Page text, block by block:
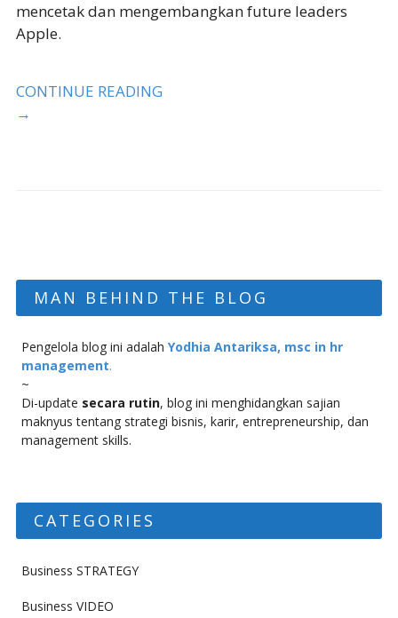
mencetak dan mengembangkan future leaders
Apple.
CONTINUE READING
→
MAN BEHIND THE BLOG
Pengelola blog ini adalah Yodhia Antariksa, msc in hr
management.
~
Di-update secara rutin, blog ini menghidangkan sajian
maknyus tentang strategi bisnis, karir, entrepreneurship, dan
management skills.
CATEGORIES
Business STRATEGY
Business VIDEO